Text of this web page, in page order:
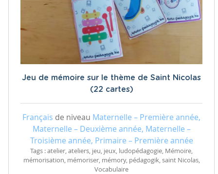
Jeu de mémoire sur le thème de Saint Nicolas
(22 cartes)
Français de niveau Maternelle – Première année,
Maternelle – Deuxième année, Maternelle –
Troisième année, Primaire – Première année
Tags : atelier, ateliers, jeu, jeux, ludopédagogie, Mémoire,
mémorisation, mémoriser, mémory, pédagogik, saint Nicolas,
Vocabulaire